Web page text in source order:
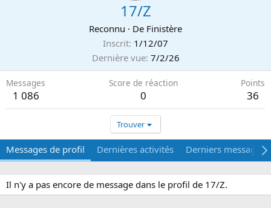
17/Z
Reconnu · De Finistère
Inscrit 1/12/07
Dernière vue 7/2/26
Messages
1 086
Score de réaction
0
Points
36
Trouver
Messages de profil Dernières activités Derniers messages
Il n'y a pas encore de message dans le profil de 17/Z.